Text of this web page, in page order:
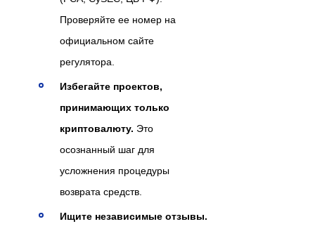
Проверяйте ее номер на
официальном сайте
регулятора.
Избегайте проектов,
принимающих только
криптовалюту. Это
осознанный шаг для
усложнения процедуры
возврата средств.
Ищите независимые отзывы.